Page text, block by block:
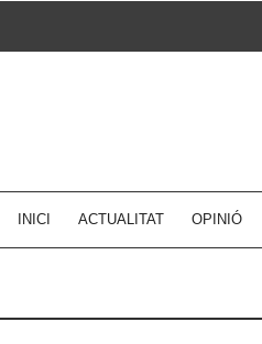
INICI ACTUALITAT OPINIÓ